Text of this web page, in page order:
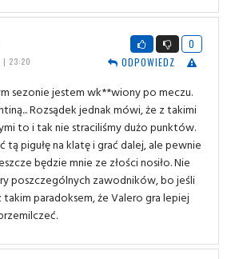
| 23:20
0
ODPOWIEDZ
sezonie jestem wk**wiony po meczu.
Rozsądek jednak mówi, że z takimi
to i tak nie straciliśmy dużo punktów.
tą pigułę na klatę i grać dalej, ale pewnie
będzie mnie ze złości nosiło. Nie
poszczególnych zawodników, bo jeśli
paradoksem, że Valero gra lepiej